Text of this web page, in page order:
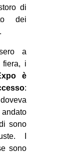
di
dei
a
fiera, i
è
:
sono
I
sono